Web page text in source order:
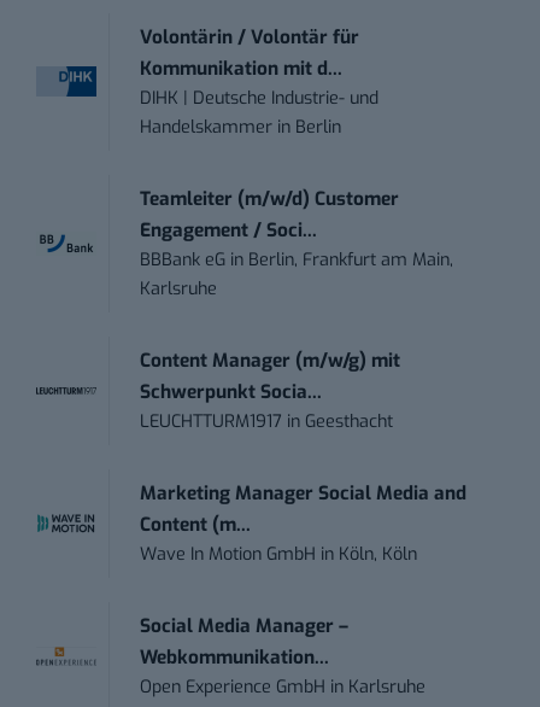
Volontärin / Volontär für
Kommunikation mit d...
DIHK | Deutsche Industrie- und
Handelskammer in Berlin
Teamleiter (m/w/d) Customer
Engagement / Soci...
BBBank eG in Berlin, Frankfurt am Main,
Karlsruhe
Content Manager (m/w/g) mit
Schwerpunkt Socia...
LEUCHTTURM1917 in Geesthacht
Marketing Manager Social Media and
Content (m...
Wave In Motion GmbH in Köln, Köln
Social Media Manager –
Webkommunikation...
Open Experience GmbH in Karlsruhe